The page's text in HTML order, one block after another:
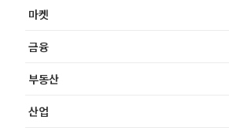
마켓
금융
부동산
산업